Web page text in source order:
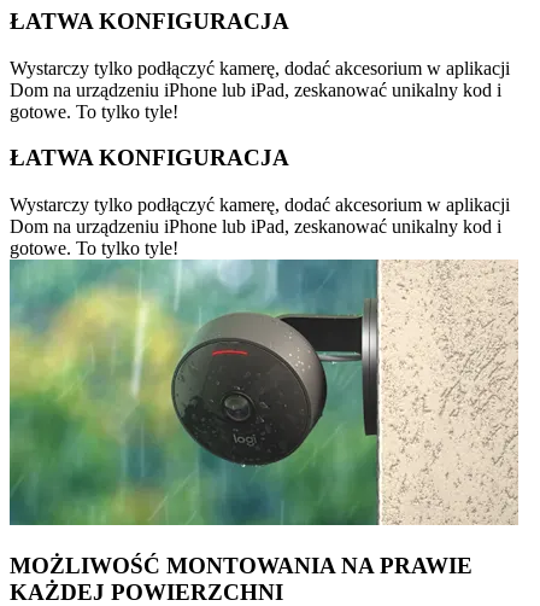
ŁATWA KONFIGURACJA
Wystarczy tylko podłączyć kamerę, dodać akcesorium w aplikacji
Dom na urządzeniu iPhone lub iPad, zeskanować unikalny kod i
gotowe. To tylko tyle!
ŁATWA KONFIGURACJA
Wystarczy tylko podłączyć kamerę, dodać akcesorium w aplikacji
Dom na urządzeniu iPhone lub iPad, zeskanować unikalny kod i
gotowe. To tylko tyle!
MOŻLIWOŚĆ MONTOWANIA NA PRAWIE
KAŻDEJ POWIERZCHNI